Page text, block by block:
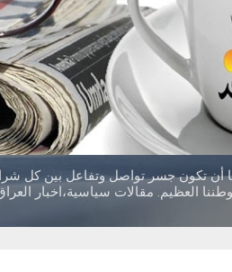
أن تكون جسر تواصل وتفاعل بين كل
العظيم. مقالات سياسية،اخبار